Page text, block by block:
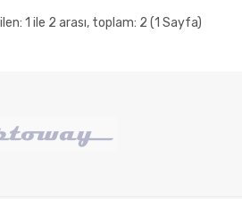
1 ile 2 arası, toplam: 2 (1 Sayfa)